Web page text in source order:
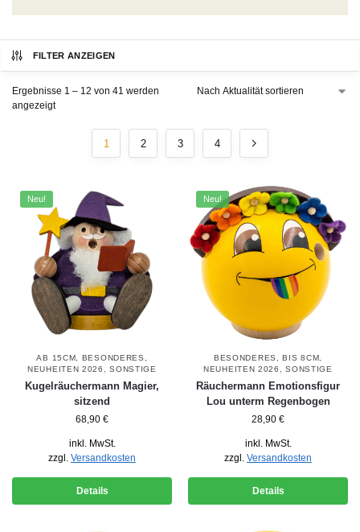
FILTER ANZEIGEN
Ergebnisse 1 – 12 von 41 werden
angezeigt
1 2 3 4
Neu!
AB 15CM BESONDERES
NEUHEITEN 2026
,SONSTIGE
Kugelräuchermann Magier,
sitzend
68,90 €
inkl. MwSt.
zzgl. Versandkosten
Details
Neu!
BESONDERES ,BIS 8CM
NEUHEITEN 2026
,SONSTIGE
Räuchermann Emotionsfigur
Lou unterm Regenbogen
28,90 €
inkl. MwSt.
zzgl. Versandkosten
Details